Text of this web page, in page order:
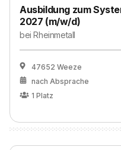
Ausbildung zum
2027 (m/w/d)
beiRheinmetall
47652 Weeze
nach Absprache
1 Platz